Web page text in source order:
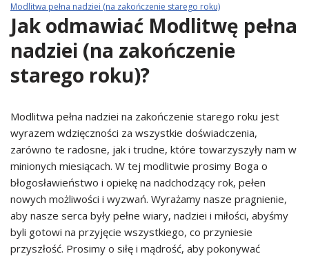
Modlitwa pełna nadziei (na zakończenie starego roku)
Jak odmawiać Modlitwę pełna
nadziei (na zakończenie
starego roku)?
Modlitwa pełna nadziei na zakończenie starego roku jest
wyrazem wdzięczności za wszystkie doświadczenia,
zarówno te radosne, jak i trudne, które towarzyszyły nam w
minionych miesiącach. W tej modlitwie prosimy Boga o
błogosławieństwo i opiekę na nadchodzący rok, pełen
nowych możliwości i wyzwań. Wyrażamy nasze pragnienie,
aby nasze serca były pełne wiary, nadziei i miłości, abyśmy
byli gotowi na przyjęcie wszystkiego, co przyniesie
przyszłość. Prosimy o siłę i mądrość, aby pokonywać